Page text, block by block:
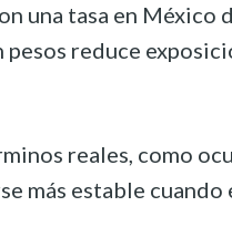
una tasa en México
reduce
reales, como
estable cuando